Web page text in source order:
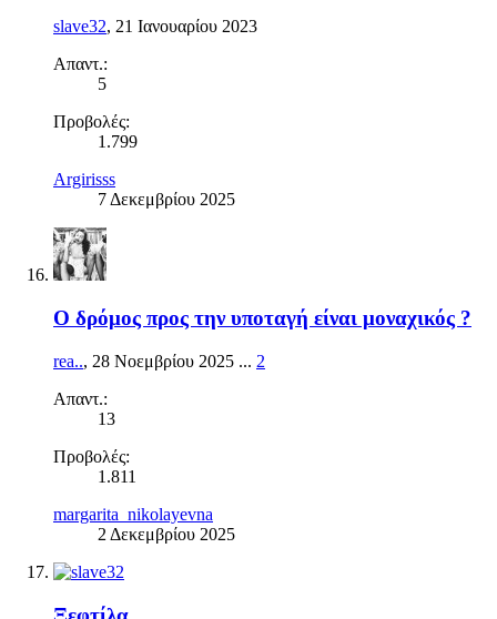
slave32, 21 Ιανουαρίου 2023
Απαντ.:
5
Προβολές:
1.799
Argirisss
7 Δεκεμβρίου 2025
Ο δρόμος προς την υποταγή είναι μοναχικός ?
rea.., 28 Νοεμβρίου 2025 ... 2
Απαντ.:
13
Προβολές:
1.811
margarita_nikolayevna
2 Δεκεμβρίου 2025